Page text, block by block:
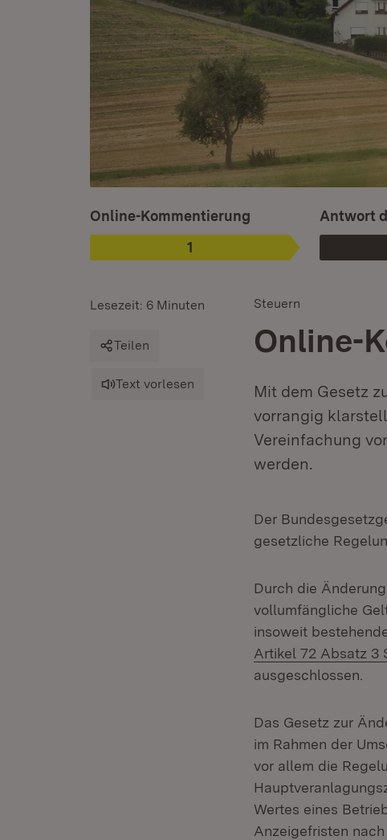
Phase
1
:
Ist ausgewählt.
Online-Kommentierung Antwort
Steuern
Online-
Mit dem Gesetz
vorrangig
Vereinfachung
werden.
Lesezeit: 6 Minuten
Teilen
Text vorlesen
Der
gesetzliche
Durch die
vollumfängliche
insoweit
Artikel 72 Absatz 3
ausgeschlossen.
Das Gesetz zur
im Rahmen der
vor allem die
Wertes eines
Anzeigefristen